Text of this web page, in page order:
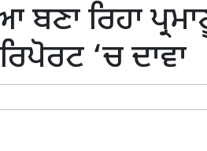
ਬਣਾ ਰਿਹਾ
‘ਚ ਦਾਵਾ